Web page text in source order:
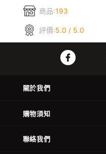
商品:193
評價:5.0 / 5.0
關於我們
購物須知
聯絡我們